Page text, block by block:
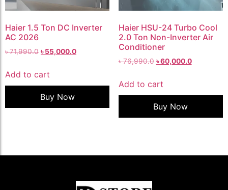
Haier 1.5 Ton DC Inverter
AC 2026
৳71,990.0 ৳55,000.0
Add to cart
Buy Now
Haier HSU-24 Turbo Cool
2.0 Ton Non-Inverter Air
Conditioner
৳76,990.0 ৳60,000.0
Add to cart
Buy Now